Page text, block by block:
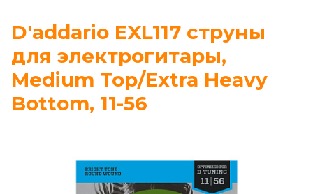
D'addario EXL117 струны
для электрогитары,
Medium Top/Extra Heavy
Bottom, 11-56